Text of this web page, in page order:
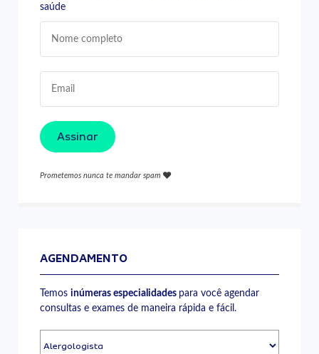
saúde
Assinar
Prometemos nunca te mandar spam
AGENDAMENTO
Temosinúmeras especialidades para você agendar
consultas e exames de maneira rápida e fácil.